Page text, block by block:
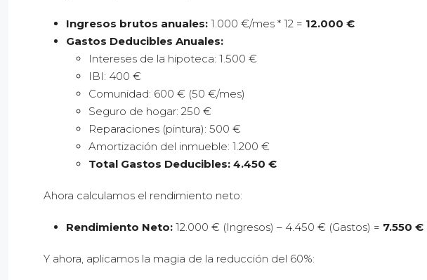
Ingresos brutos anuales: 1.000 €/mes * 12 = 12.000 €
Gastos Deducibles Anuales:
Intereses de la hipoteca: 1.500 €
IBI: 400 €
Comunidad: 600 € (50 €/mes)
Seguro de hogar: 250 €
Reparaciones (pintura): 500 €
Amortización del inmueble: 1.200 €
Total Gastos Deducibles: 4.450 €
Ahora calculamos el rendimiento neto:
Rendimiento Neto: 12.000 € (Ingresos) – 4.450 € (Gastos) = 7.550 €
Y ahora, aplicamos la magia de la reducción del 60%: